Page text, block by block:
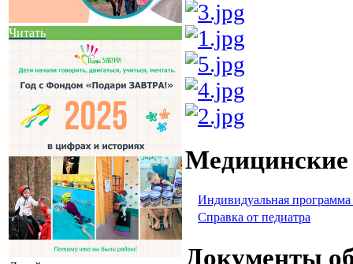
Читать
Индивидуальная
Справка от педиатра
Документы